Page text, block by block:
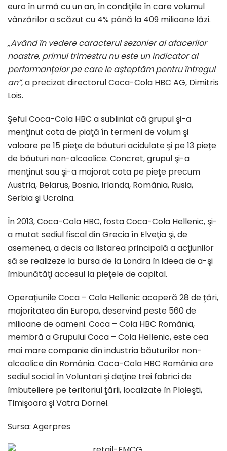
euro în urmă cu un an, în condiţiile în care volumul
vânzărilor a scăzut cu 4% până la 409 milioane lăzi.
„Având în vedere caracterul sezonier al afacerilor
noastre, primul trimestru nu este un indicator al
performanţelor pe care le aşteptăm pentru întregul
an”, a precizat directorul Coca-Cola HBC AG, Dimitris
Lois.
Şeful Coca-Cola HBC a subliniat că grupul şi-a
menţinut cota de piaţă în termeni de volum şi
valoare pe 15 pieţe de băuturi acidulate şi pe 13 pieţe
de băuturi non-alcoolice. Concret, grupul şi-a
menţinut sau şi-a majorat cota pe pieţe precum
Austria, Belarus, Bosnia, Irlanda, România, Rusia,
Serbia şi Ucraina.
În 2013, Coca-Cola HBC, fosta Coca-Cola Hellenic, şi-
a mutat sediul fiscal din Grecia în Elveţia şi, de
asemenea, a decis ca listarea principală a acţiunilor
să se realizeze la bursa de la Londra în ideea de a-şi
îmbunătăţi accesul la pieţele de capital.
Operaţiunile Coca – Cola Hellenic acoperă 28 de ţări,
majoritatea din Europa, deservind peste 560 de
milioane de oameni. Coca – Cola HBC România,
membră a Grupului Coca – Cola Hellenic, este cea
mai mare companie din industria băuturilor non-
alcoolice din România. Coca-Cola HBC România are
sediul social în Voluntari şi deţine trei fabrici de
îmbuteliere pe teritoriul ţării, localizate în Ploieşti,
Timişoara şi Vatra Dornei.
Sursa: Agerpres